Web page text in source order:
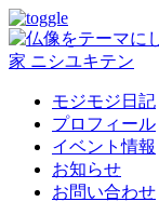
モジモジ日記
プロフィール
イベント情報
お知らせ
お問い合わせ